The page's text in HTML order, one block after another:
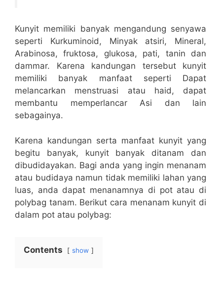
Kunyit memiliki banyak mengandung senyawa
seperti Kurkuminoid, Minyak atsiri, Mineral,
Arabinosa, fruktosa, glukosa, pati, tanin dan
dammar. Karena kandungan tersebut kunyit
memiliki banyak manfaat seperti Dapat
melancarkan menstruasi atau haid, dapat
membantu memperlancar Asi dan lain
sebagainya.
Karena kandungan serta manfaat kunyit yang
begitu banyak, kunyit banyak ditanam dan
dibudidayakan. Bagi anda yang ingin menanam
atau budidaya namun tidak memiliki lahan yang
luas, anda dapat menanamnya di pot atau di
polybag tanam. Berikut cara menanam kunyit di
dalam pot atau polybag:
Contents show